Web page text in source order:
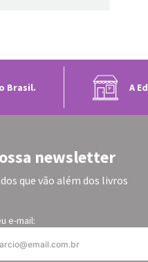
Brasil. A
newsletter
que vão além dos livros
e-mail: